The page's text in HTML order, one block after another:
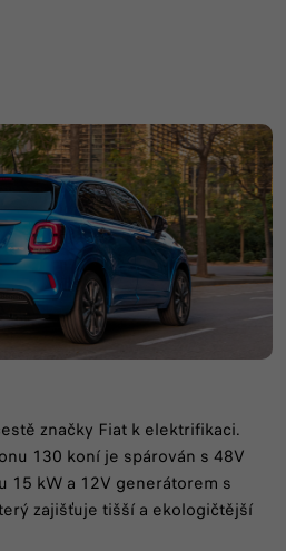
značky Fiat k elektrifikaci.
130 koní je spárován s 48V
15 kW a 12V generátorem s
zajišťuje tišší a ekologičtější